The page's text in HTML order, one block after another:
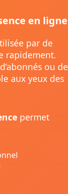
en ligne
par de
rapidement.
ou de
aux yeux des
permet